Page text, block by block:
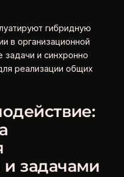
гибридную
в организационной
и синхронно
реализации общих
задачами